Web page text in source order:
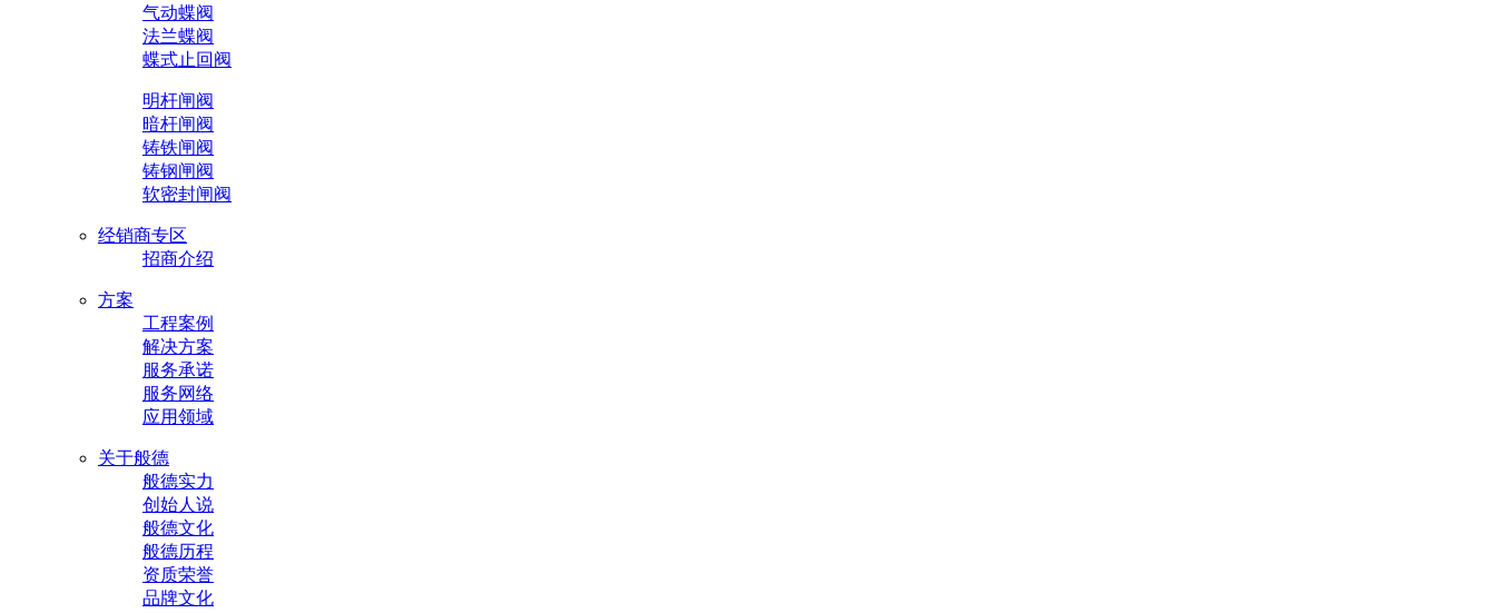
气动蝶阀
法兰蝶阀
蝶式止回阀
明杆闸阀
暗杆闸阀
铸铁闸阀
铸钢闸阀
软密封闸阀
经销商专区
招商介绍
方案
工程案例
解决方案
服务承诺
服务网络
应用领域
关于般德
般德实力
创始人说
般德文化
般德历程
资质荣誉
品牌文化